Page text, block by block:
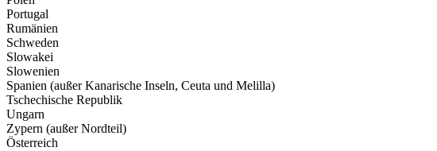
Portugal
Rumänien
Schweden
Slowakei
Slowenien
Spanien (außer Kanarische Inseln, Ceuta und Melilla)
Tschechische Republik
Ungarn
Zypern (außer Nordteil)
Österreich